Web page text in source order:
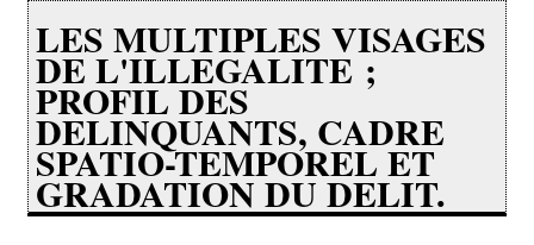
LES MULTIPLES VISAGES
DE L'ILLEGALITE ;
PROFIL DES
DELINQUANTS, CADRE
SPATIO-TEMPOREL ET
GRADATION DU DELIT.